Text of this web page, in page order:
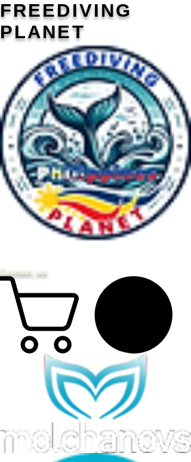
FREEDIVING
PLANET
Contact us